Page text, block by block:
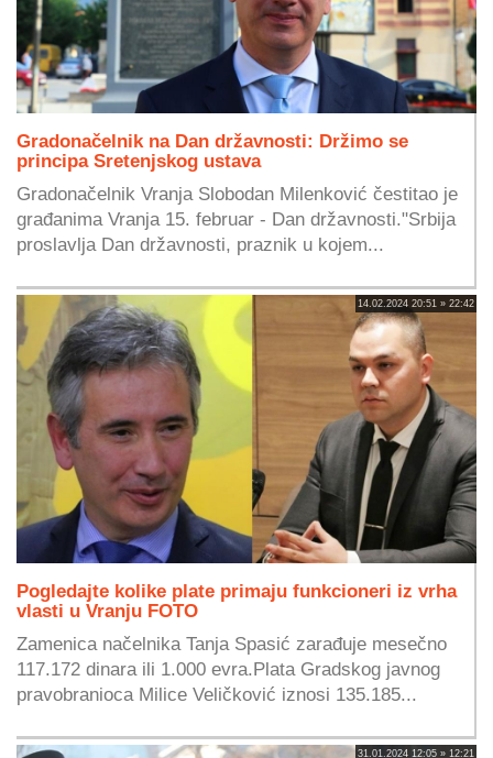
Gradonačelnik na Dan državnosti: Držimo se
principa Sretenjskog ustava
Gradonačelnik Vranja Slobodan Milenković čestitao je
građanima Vranja 15. februar - Dan državnosti."Srbija
proslavlja Dan državnosti, praznik u kojem...
14.02.2024 20:51 » 22:42
Pogledajte kolike plate primaju funkcioneri iz vrha
vlasti u Vranju FOTO
Zamenica načelnika Tanja Spasić zarađuje mesečno
117.172 dinara ili 1.000 evra.Plata Gradskog javnog
pravobranioca Milice Veličković iznosi 135.185...
31.01.2024 12:05 » 12:21